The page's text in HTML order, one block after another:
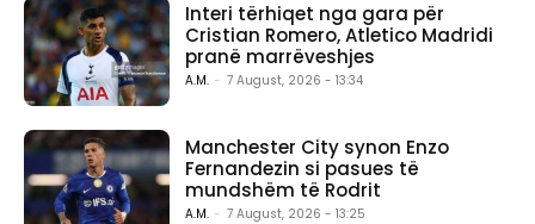
Interi tërhiqet nga gara për
Cristian Romero, Atletico Madridi
pranë marrëveshjes
A.M. - 7 August, 2026 - 13:34
Manchester City synon Enzo
Fernandezin si pasues të
mundshëm të Rodrit
A.M. - 7 August, 2026 - 13:25